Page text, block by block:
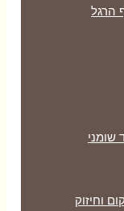
הרגל
שומני
וחיזוק